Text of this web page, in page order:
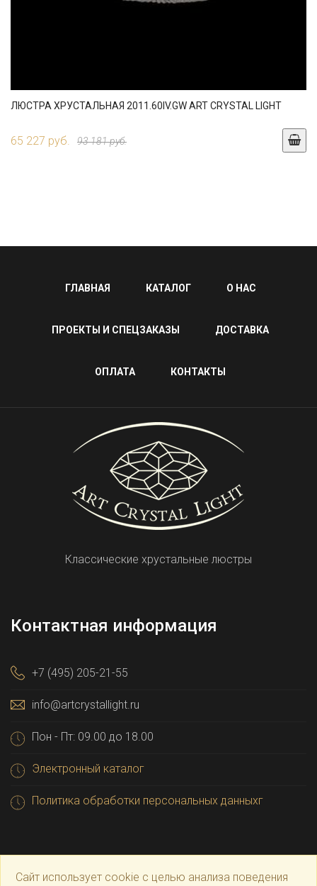
ЛЮСТРА ХРУСТАЛЬНАЯ 2011.60IV.GW ART CRYSTAL LIGHT
65 227 руб. 93 181 руб.
ГЛАВНАЯ КАТАЛОГ О НАС
ПРОЕКТЫ И СПЕЦЗАКАЗЫ ДОСТАВКА
ОПЛАТА КОНТАКТЫ
Классические хрустальные люстры
Контактная информация
+7 (495) 205-21-55
info@artcrystallight.ru
Пон - Пт: 09.00 до 18.00
Электронный каталог
Политика обработки персональных данныхг
Сайт использует cookie с целью анализа поведения